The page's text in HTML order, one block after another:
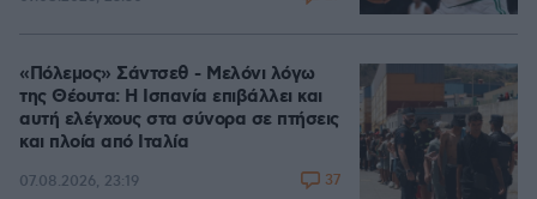
«Πόλεμος» Σάντσεθ - Μελόνι λόγω
της Θέουτα: Η Ισπανία επιβάλλει και
αυτή ελέγχους στα σύνορα σε πτήσεις
και πλοία από Ιταλία
07.08.2026, 23:19 37